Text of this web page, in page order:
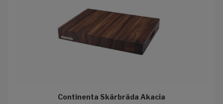
Continenta Skärbräda Akacia